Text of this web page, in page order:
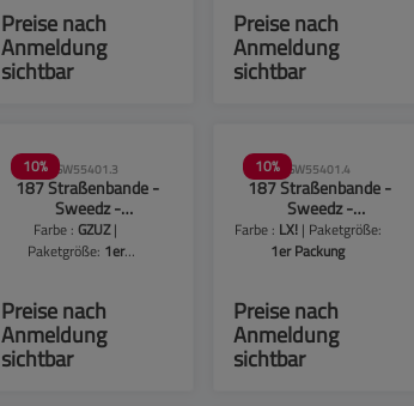
Preise nach
Anmeldung
sichtbar
Preise nach
Anmeldung
sichtbar
10% SW55401.3
187 Straßenbande -
Sweedz -
Aktivkohlefilter - Ø
6mm - 50 Stück - GZUZ
Farbe :GZUZ|
Paketgröße: 1er
Preise nach
Anmeldung
sichtbar
10% SW55401.4
187 Straßenbande -
Sweedz -
Aktivkohlefilter - Ø
6mm - 50 Stück - LX!
Farbe : LX! | Paketgröße:
1er Packung
Preise nach
Anmeldung
sichtbar